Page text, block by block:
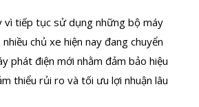
vì tiếp tục sử dụng những bộ máy
chủ xe hiện nay đang chuyển
phát điện mới nhằm đảm bảo hiệu
thiểu rủi ro và tối ưu lợi nhuận lâu